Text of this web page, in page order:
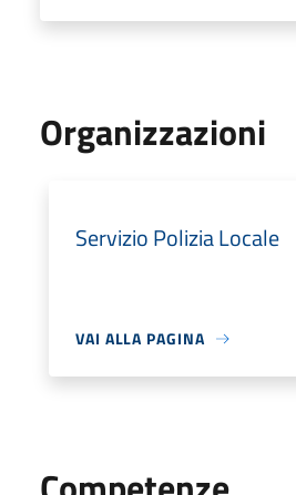
Organizzazioni
Servizio Polizia Locale
VAI ALLA PAGINA